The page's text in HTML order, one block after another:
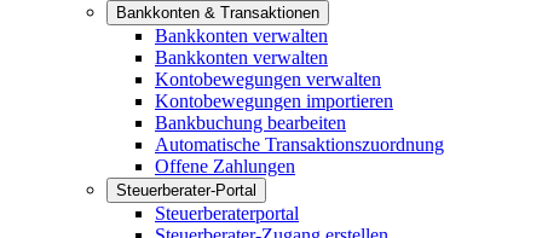
Bankkonten & Transaktionen
Bankkonten verwalten
Bankkonten verwalten
Kontobewegungen verwalten
Kontobewegungen importieren
Bankbuchung bearbeiten
Automatische Transaktionszuordnung
Offene Zahlungen
Steuerberater-Portal
Steuerberaterportal